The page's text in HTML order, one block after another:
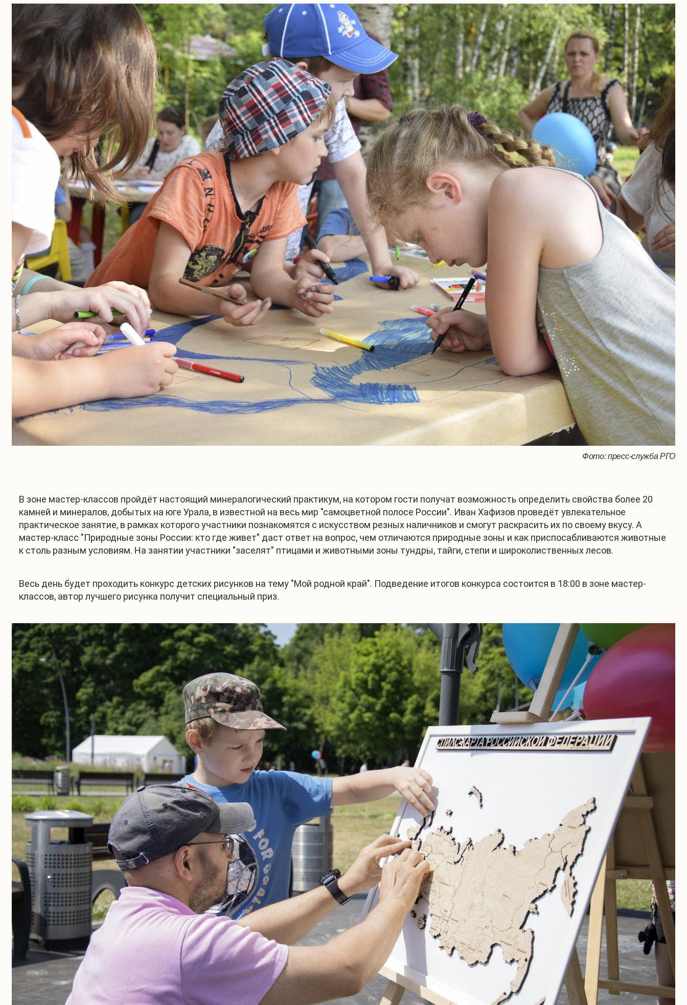
Фото: пресс-служба РГО
В зоне мастер-классов пройдёт настоящий минералогический практикум, на котором гости получат возможность определить свойства более 20
камней и минералов, добытых на юге Урала, в известной на весь мир "самоцветной полосе России". Иван Хафизов проведёт увлекательное
практическое занятие, в рамках которого участники познакомятся с искусством резных наличников и смогут раскрасить их по своему вкусу. А
мастер-класс "Природные зоны России: кто где живет" даст ответ на вопрос, чем отличаются природные зоны и как приспосабливаются животные
к столь разным условиям. На занятии участники "заселят" птицами и животными зоны тундры, тайги, степи и широколиственных лесов.
Весь день будет проходить конкурс детских рисунков на тему "Мой родной край". Подведение итогов конкурса состоится в 18:00 в зоне мастер-
классов, автор лучшего рисунка получит специальный приз.